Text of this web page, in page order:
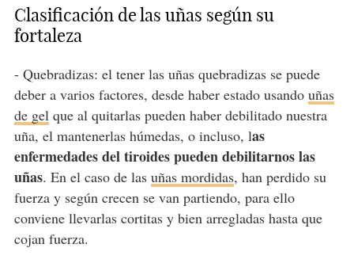
Clasificación de las uñas según su
fortaleza
- Quebradizas: el tener las uñas quebradizas se puede
deber a varios factores, desde haber estado usando uñas
de gelque al quitarlas pueden haber debilitado nuestra
uña, el mantenerlas húmedas, o incluso, las
enfermedades del tiroides pueden debilitarnos las
uñas. En el caso de las uñas mordidas, han perdido su
fuerza y según crecen se van partiendo, para ello
conviene llevarlas cortitas y bien arregladas hasta que
cojan fuerza.